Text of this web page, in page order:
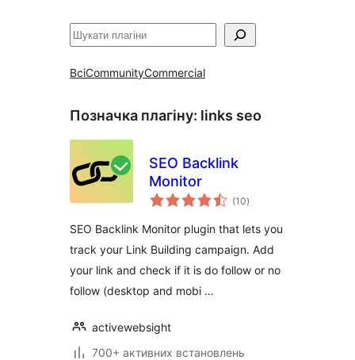
Пошук
ВсіCommunityCommercial
Позначка плагіну: links seo
SEO Backlink
Monitor
(10загальний
рейтинг
)
SEO Backlink Monitor plugin that lets you
track your Link Building campaign. Add
your link and check if it is do follow or no
follow (desktop and mobi …
activewebsight
700+ активних встановлень